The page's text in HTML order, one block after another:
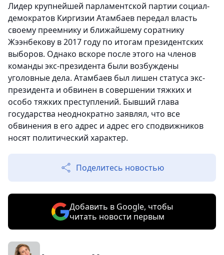
Лидер крупнейшей парламентской партии социал-
демократов Киргизии Атамбаев передал власть
своему преемнику и ближайшему соратнику
Жээнбекову в 2017 году по итогам президентских
выборов. Однако вскоре после этого на членов
команды экс-президента были возбуждены
уголовные дела. Атамбаев был лишен статуса экс-
президента и обвинен в совершении тяжких и
особо тяжких преступлений. Бывший глава
государства неоднократно заявлял, что все
обвинения в его адрес и адрес его сподвижников
носят политический характер.
Поделитесь новостью
Добавить в Google, чтобы
читать новости первым